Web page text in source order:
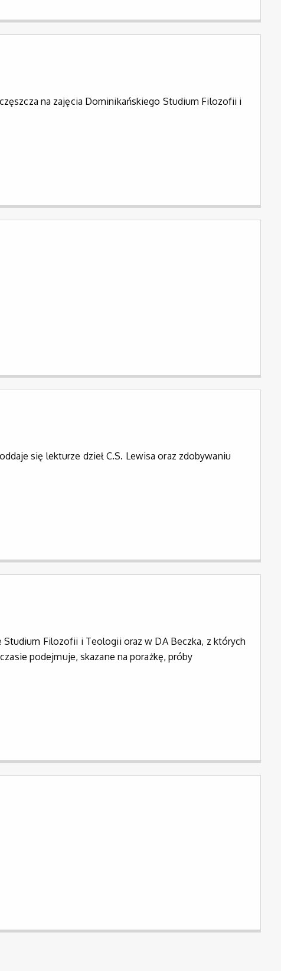
na zajęcia Dominikańskiego Studium Filozofii i
się lekturze dzieł C.S. Lewisa oraz zdobywaniu
Filozofii i Teologii oraz w DA Beczka, z których
podejmuje, skazane na porażkę, próby